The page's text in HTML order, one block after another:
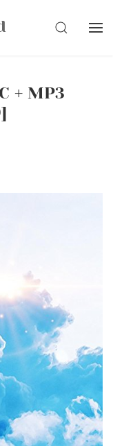
SEARCH
+ MP3